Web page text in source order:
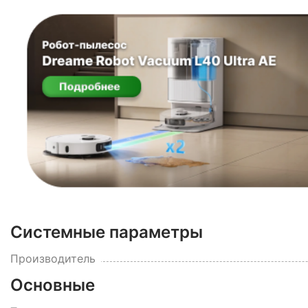
Системные параметры
Производитель
Основные